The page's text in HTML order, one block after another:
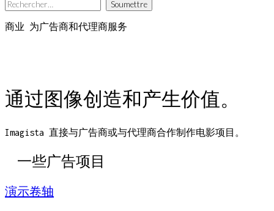
商业 为广告商和代理商服务
通过图像创造和产生价值。
Imagista 直接与广告商或与代理商合作制作电影项目。
一些广告项目
演示卷轴